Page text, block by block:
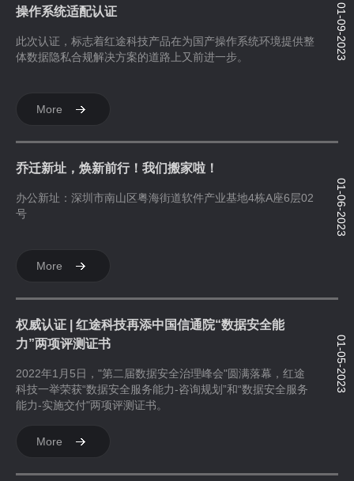
操作系统适配认证
此次认证，标志着红途科技产品在为国产操作系统环境提供整
体数据隐私合规解决方案的道路上又前进一步。
01-09-2023
More
乔迁新址，焕新前行！我们搬家啦！
办公新址：深圳市南山区粤海街道软件产业基地4栋A座6层02
号
01-06-2023
More
权威认证 | 红途科技再添中国信通院“数据安全能
力”两项评测证书
2022年1月5日，"第二届数据安全治理峰会"圆满落幕，红途
科技一举荣获“数据安全服务能力-咨询规划”和“数据安全服务
能力-实施交付"两项评测证书。
01-05-2023
More